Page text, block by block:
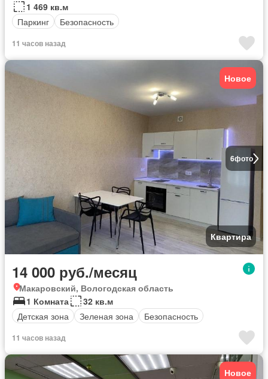
1 469 кв.м
Паркинг
Безопасность
11 часов назад
6фото
Новое
Квартира
14 000 руб./месяц
Макаровский, Вологодская область
1 Комната
32 кв.м
Детская зона
Зеленая зона Безопасность
11 часов назад
Новое